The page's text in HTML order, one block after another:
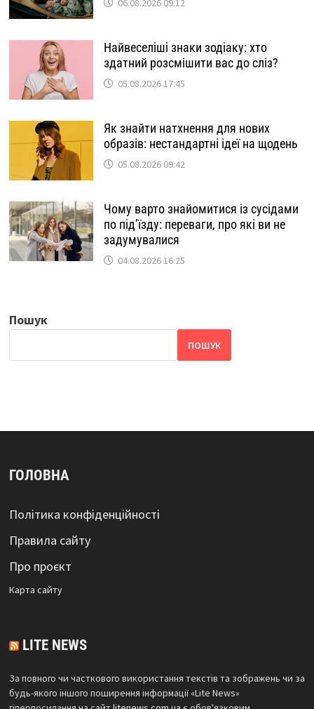
06.08.2026 09:12
Найвеселіші знаки зодіаку: хто
здатний розсмішити вас до сліз?
05.08.2026 17:45
Як знайти натхнення для нових
образів: нестандартні ідеї на щодень
05.08.2026 09:42
Чому варто знайомитися із сусідами
по під’їзду: переваги, про які ви не
задумувалися
04.08.2026 16:25
Пошук
ПОШУК
ГОЛОВНА
Політика конфіденційності
Правила сайту
Про проєкт
Карта сайтy
LITE NEWS
За повного чи часткового використання текстів та зображень чи за
будь-якого іншого поширення інформації «Lite News»